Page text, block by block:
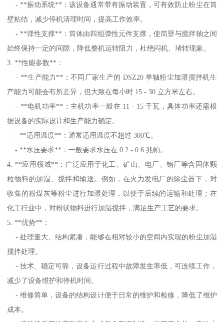
- **振动系统**：该设备通常带有振动装置，可有效防止粉尘在筒
壁粘结，减少停机清理时间，提高工作效率。
- **弹性支撑**：筒体由四组弹性元件支撑，使筒壁与搅拌轴之间
始终保持一定的间隙，降低整机运转阻力，杜绝闷机、堵转现象。
3. **性能参数**：
- **生产能力**：不同厂家生产的 DSZ20 单轴粉尘加湿搅拌机生
产能力可能会有所差异，但大致在每小时 15 - 30 立方米左右。
- **电机功率**：主机功率一般在 11 - 15 千瓦，具体功率还需根
据设备的实际设计和生产能力确定。
- **适用温度**：通常适用温度不超过 300℃。
- **水压要求**：一般要求水压在 0.2 - 0.6 兆帕。
4. **应用领域**：广泛应用于化工、矿山、电厂、钢厂等含固体颗
粒物料的加湿、搅拌和输送。例如，在火力发电厂的除尘器下，对
收集的粉煤灰等粉尘进行加湿处理，以便于后续的运输和处理；在
化工行业中，对粉状物料进行加湿搅拌，满足生产工艺的要求。
5. **优势**：
- 处理量大、结构紧凑，能够在相对较小的空间内实现的粉尘加湿
搅拌处理。
- 技术、稳定可靠，设备运行过程中故障发生率低，可连续工作，
减少了设备维护和停机时间。
- 维修简单，设备的结构设计便于日常的维护和检修，降低了维护
成本。